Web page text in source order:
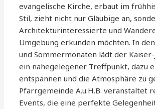
evangelische Kirche, erbaut im
Stil, zieht nicht nur Gläubige an,
Architekturinteressierte und
Umgebung erkunden möchten. In
und Sommermonaten lädt der Kaiser-
ein nahegelegener Treffpunkt, dazu
entspannen und die Atmosphäre zu
Pfarrgemeinde A.u.H.B. veranstaltet
Events, die eine perfekte